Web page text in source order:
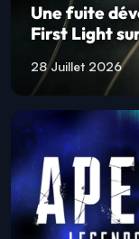
Une fuite
First Light
28 Juillet 2026